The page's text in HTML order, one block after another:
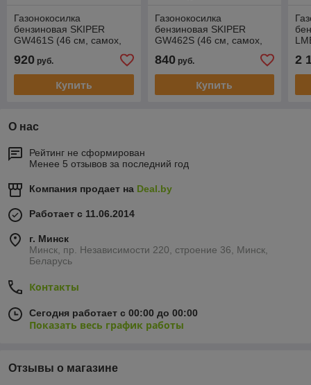
Газонокосилка
бензиновая SKIPER
GW461S (46 см, самох,
стал.дека, тр-сб.60
л,+НОЖ)
920 руб.
Купить
Газонокосилка
бензиновая SKIPER
GW462S (46 см, самох,
Loncin 4лс, стал.дека, тр-
сб.60 л,+НОЖ)
840руб.
Купить
2
О нас
Рейтинг не сформирован
Менее 5 отзывов за последний год
Компания продает на Deal.by
Работает с 11.06.2014
г. Минск
Минск, пр. Независимости 220, строение 36, Минск,
Беларусь
Контакты
Сегодня работает с 00:00 до 00:00
Показать весь график работы
Отзывы о магазине